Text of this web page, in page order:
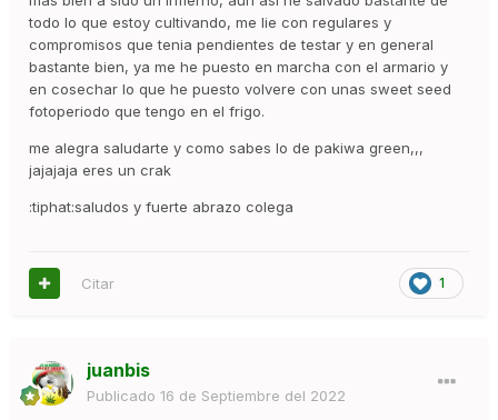
todo lo que estoy cultivando, me lie con regulares y
compromisos que tenia pendientes de testar y en general
bastante bien, ya me he puesto en marcha con el armario y
en cosechar lo que he puesto volvere con unas sweet seed
fotoperiodo que tengo en el frigo.
me alegra saludarte y como sabes lo de pakiwa green,,,
jajajaja eres un crak
:tiphat:saludos y fuerte abrazo colega
1
Citar
juanbis
Publicado 16 de Septiembre del 2022